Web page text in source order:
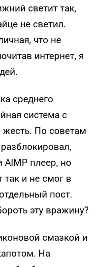
светит так,
не светил.
что не
интернет, я
среднего
система с
По советам
AIMP плеер, но
так и не смог в
пост.
эту вражину?
смазкой и
На